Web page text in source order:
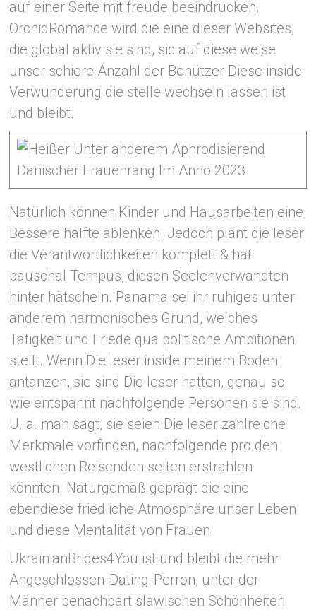
auf einer Seite mit freude beeindrucken.
OrchidRomance wird die eine dieser Websites,
die global aktiv sie sind, sic auf diese weise
unser schiere Anzahl der Benützer Diese inside
Verwunderung die stelle wechseln lassen ist
und bleibt.
Natürlich können Kinder und Hausarbeiten eine
Bessere hälfte ablenken. Jedoch plant die leser
die Verantwortlichkeiten komplett & hat
pauschal Tempus, diesen Seelenverwandten
hinter hätscheln. Panama sei ihr ruhiges unter
anderem harmonisches Grund, welches
Tätigkeit und Friede qua politische Ambitionen
stellt. Wenn Die leser inside meinem Boden
antanzen, sie sind Die leser hatten, genau so
wie entspannt nachfolgende Personen sie sind.
U. a. man sagt, sie seien Die leser zahlreiche
Merkmale vorfinden, nachfolgende pro den
westlichen Reisenden selten erstrahlen
könnten. Naturgemäß geprägt die eine
ebendiese friedliche Atmosphäre unser Leben
und diese Mentalität von Frauen.
UkrainianBrides4You ist und bleibt die mehr
Angeschlossen-Dating-Perron, unter der
Männer benachbart slawischen Schönheiten